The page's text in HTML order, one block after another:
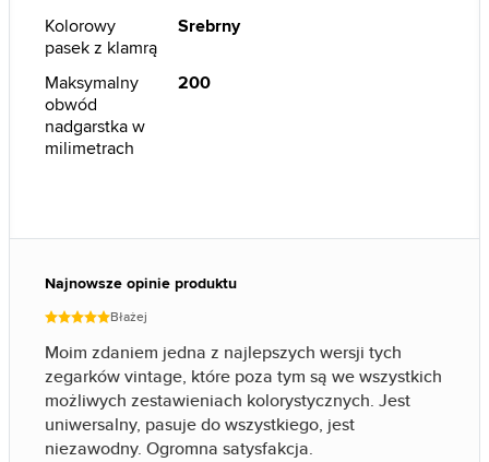
Kolorowy
pasek z klamrą
Srebrny
Maksymalny
obwód
nadgarstka w
milimetrach
200
Najnowsze opinie produktu
Błażej
Moim zdaniem jedna z najlepszych wersji tych
zegarków vintage, które poza tym są we wszystkich
możliwych zestawieniach kolorystycznych. Jest
uniwersalny, pasuje do wszystkiego, jest
niezawodny. Ogromna satysfakcja.